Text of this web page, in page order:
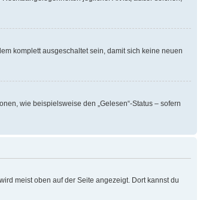
komplett ausgeschaltet sein, damit sich keine neuen
wie beispielsweise den „Gelesen“-Status – sofern
meist oben auf der Seite angezeigt. Dort kannst du